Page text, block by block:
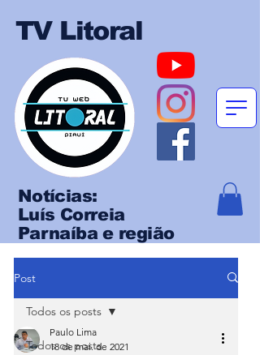
TV Litoral
Notícias:
Luís Correia
Parnaíba e região
Post
Todos os posts
Todos os posts
Paulo Lima
18 de mai. de 2021